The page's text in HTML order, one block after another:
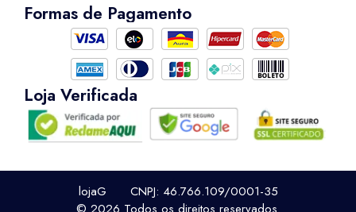
Formas de Pagamento
Loja Verificada
lojaG CNPJ: 46.766.109/0001-35